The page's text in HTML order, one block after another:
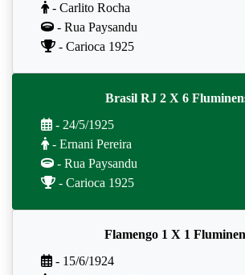
- Carlito Rocha
- Rua Paysandu
- Carioca 1925
Brasil RJ 2 X 6
- 24/5/1925
- Ernani Pereira
- Rua Paysandu
- Carioca 1925
Flamengo 1 X 1
- 15/6/1924